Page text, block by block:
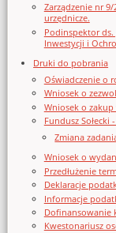
Zarządzenie nr
urzędnicze.
Podinspektor
Inwestycji i
Druki do pobrania
Oświadczenie o
Wniosek o
Wniosek o
Fundusz
Zmiana
Wniosek o
Przedłużenie
Deklaracje
Informacje
Dofinansowanie
Kwestonariusz